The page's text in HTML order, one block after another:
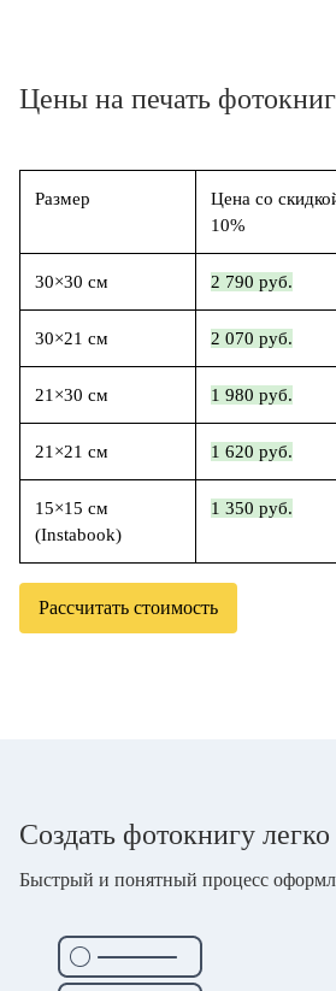
Цены на печать
Размер
Цена со
10%
30×30 см 2 790 руб.
30×21 см 2 070 руб.
21×30 см 1 980 руб.
21×21 см 1 620 руб.
15×15 см
(Instabook)
1 350 руб.
Рассчитать стоимость
Создать фотокнигу легко
Быстрый и понятный процесс